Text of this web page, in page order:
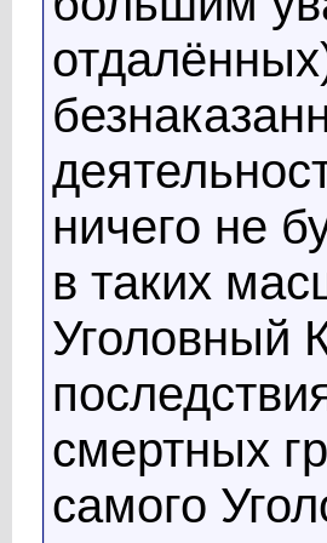
ничего не
в таких
Уголовный
смертных
самого